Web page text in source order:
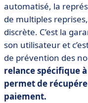
automatisé, la
de multiples
discrète. C’est la
son utilisateur et
de prévention des
relance spécifique
permet de
paiement.